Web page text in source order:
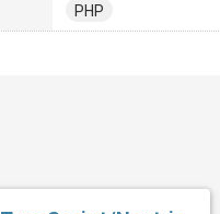
PHP